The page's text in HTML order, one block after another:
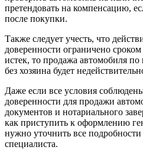
претендовать на компенсацию,
после покупки.
Также следует учесть, что
доверенности ограничено
истек, то продажа автомобиля по
без хозяина будет
Даже если все условия
доверенности для продажи
документов и нотариального
как приступить к оформлению
нужно уточнить все
специалиста.